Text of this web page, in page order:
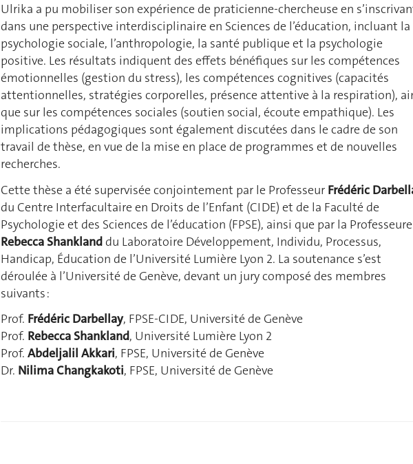
Ulrika a pu mobiliser son expérience de praticienne-chercheuse en
dans une perspective interdisciplinaire en Sciences de l’éducation, incluant la
psychologie sociale, l’anthropologie, la santé publique et la psychologie
positive. Les résultats indiquent des effets bénéfiques sur les compétences
émotionnelles (gestion du stress), les compétences cognitives (capacités
attentionnelles, stratégies corporelles, présence attentive à la respiration),
que sur les compétences sociales (soutien social, écoute empathique). Les
implications pédagogiques sont également discutées dans le cadre de son
travail de thèse, en vue de la mise en place de programmes et de nouvelles
recherches.
Cette thèse a été supervisée conjointement par le Professeur Frédéric
du Centre Interfacultaire en Droits de l’Enfant (CIDE) et de la Faculté de
Psychologie et des Sciences de l’éducation (FPSE), ainsi que par la Professeure
Rebecca Shankland du Laboratoire Développement, Individu, Processus,
Handicap, Éducation de l’Université Lumière Lyon 2. La soutenance s’est
déroulée à l’Université de Genève, devant un jury composé des membres
suivants :
Prof. Frédéric Darbellay, FPSE-CIDE, Université de Genève
Prof. Rebecca Shankland, Université Lumière Lyon 2
Prof. Abdeljalil Akkari, FPSE, Université de Genève
Dr. Nilima Changkakoti, FPSE, Université de Genève